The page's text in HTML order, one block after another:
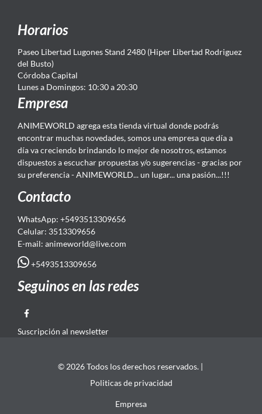
Horarios
Paseo Libertad Lugones Stand 2480 (Hiper Libertad Rodriguez
del Busto)
Córdoba Capital
Lunes a Domingos: 10:30 a 20:30
Empresa
ANIMEWORLD agrega esta tienda virtual donde podrás
encontrar muchas novedades, somos una empresa que día a
día va creciendo brindando lo mejor de nosotros, estamos
dispuestos a escuchar propuestas y/o sugerencias - gracias por
su preferencia - ANIMEWORLD... un lugar... una pasión...!!!
Contacto
WhatsApp: +5493513309656
Celular: 3513309656
E-mail: animeworld@live.com
+5493513309656
Seguinos en las redes
Suscripción al newsletter
© 2026 Todos los derechos reservados. |
Politicas de privacidad
Empresa